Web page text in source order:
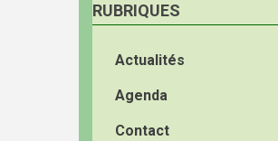
RUBRIQUES
Actualités
Agenda
Contact